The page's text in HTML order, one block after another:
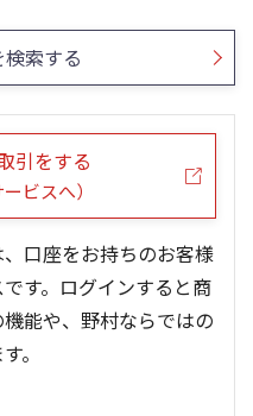
平均 出来高(千)
動平均 出来高(千)
索する
引をする
ビスへ）
、口座をお持ちのお客様
す。ログインすると商
能や、野村ならではの
。